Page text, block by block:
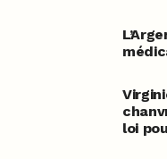
loi